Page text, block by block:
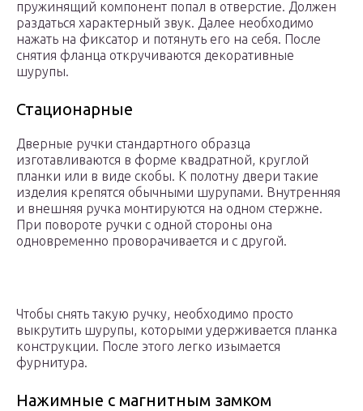
пружинящий компонент попал в отверстие. Должен
раздаться характерный звук. Далее необходимо
нажать на фиксатор и потянуть его на себя. После
снятия фланца откручиваются декоративные
шурупы.
Стационарные
Дверные ручки стандартного образца
изготавливаются в форме квадратной, круглой
планки или в виде скобы. К полотну двери такие
изделия крепятся обычными шурупами. Внутренняя
и внешняя ручка монтируются на одном стержне.
При повороте ручки с одной стороны она
одновременно проворачивается и с другой.
Чтобы снять такую ручку, необходимо просто
выкрутить шурупы, которыми удерживается планка
конструкции. После этого легко изымается
фурнитура.
Нажимные с магнитным замком